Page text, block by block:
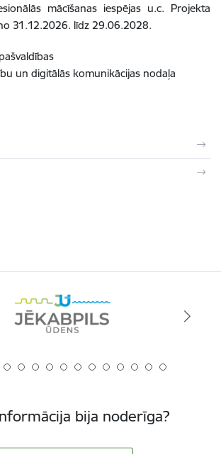
mācīšanas iespējas u.c. Projekta
31.12.2026. līdz 29.06.2028.
un digitālās komunikācijas nodaļa
bija noderīga?